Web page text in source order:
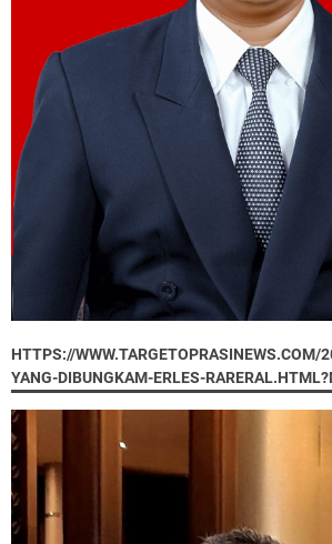
HTTPS://WWW.TARGETOPRASINEWS.COM/
YANG-DIBUNGKAM-ERLES-